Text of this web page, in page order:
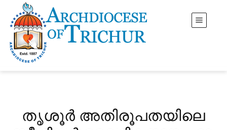
തൃശൂർ അതിരൂപതയിലെ